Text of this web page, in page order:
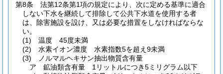
第8条
法第12条第1項の規定により、次に定める基準に適合
しない下水を継続して排除して公共下水道を使用する者
は、除害施設を設け、又は必要な措置をしなければならな
い。
(1)
温度 45度未満
(2)
水素イオン濃度 水素指数5を超え9未満
(3)
ノルマルヘキサン抽出物質含有量
ア
鉱油類含有量 1リットルにつき5ミリグラム以下